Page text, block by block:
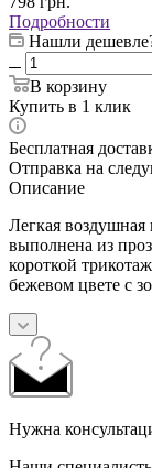
Подробности
Нашли
В корзину
Купить в 1 клик
Бесплатная
Отправка на
Описание
Легкая
выполнена из
короткой
бежевом цвете с
Нужна